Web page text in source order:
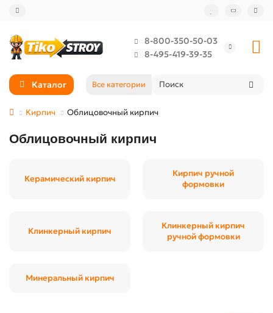
8-800-350-50-03
8-495-419-39-35
Каталог Все категории
Кирпич Облицовочный кирпич
Облицовочный кирпич
Керамический кирпич
Кирпич ручной
формовки
Клинкерный кирпич
Клинкерный кирпич
ручной формовки
Минеральный кирпич